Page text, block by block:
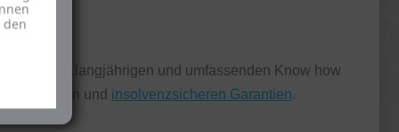
den
mit ihrem langjährigen und umfassenden Know how
und insolvenzsicheren Garantien.